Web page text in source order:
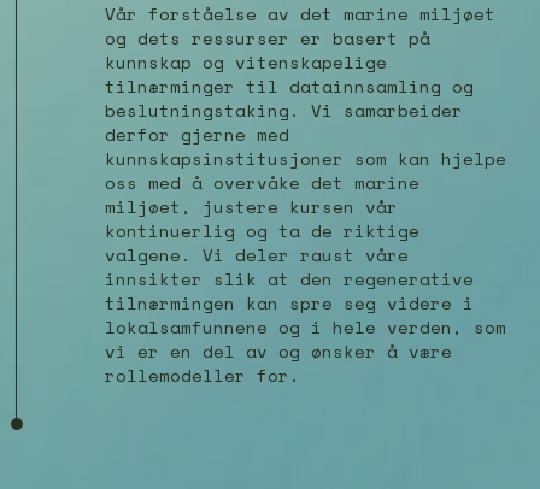
Vår forståelse av det marine miljøet
og dets ressurser er basert på
kunnskap og vitenskapelige
tilnærminger til datainnsamling og
beslutningstaking. Vi samarbeider
derfor gjerne med
kunnskapsinstitusjoner som kan hjelpe
oss med å overvåke det marine
miljøet, justere kursen vår
kontinuerlig og ta de riktige
valgene. Vi deler raust våre
innsikter slik at den regenerative
tilnærmingen kan spre seg videre i
lokalsamfunnene og i hele verden, som
vi er en del av og ønsker å være
rollemodeller for.